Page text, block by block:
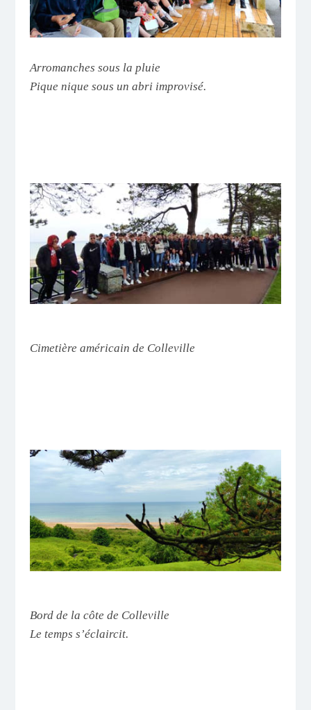
Arromanches sous la pluie
Pique nique sous un abri improvisé.
Cimetière américain de Colleville
Bord de la côte de Colleville
Le temps s’éclaircit.